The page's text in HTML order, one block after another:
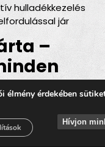
hulladékkezelés
jár
–
garázs- vagy
vagy egy nagyobb
Kádárta
érdekében
Hívjon